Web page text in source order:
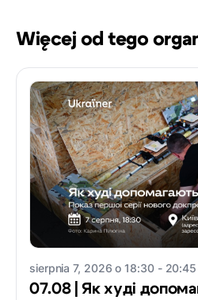
Więcej od tego
sierpnia 7, 2026 o 18:30 - 20:45
07.08 | Як худі